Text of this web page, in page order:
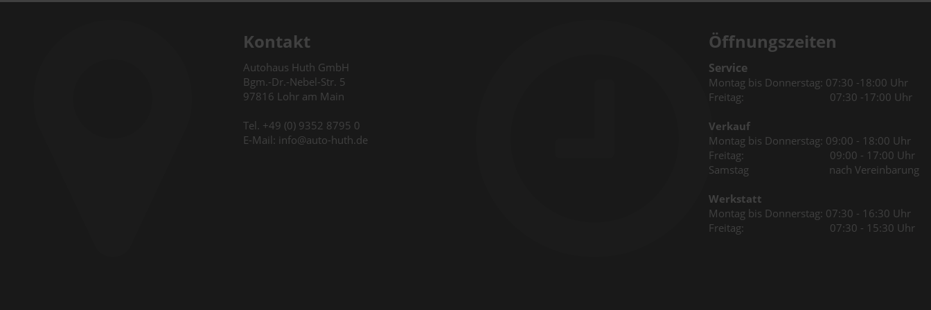
Kontakt
Autohaus Huth GmbH
Bgm.-Dr.-Nebel-Str. 5
97816 Lohr am Main
Tel. +49 (0) 9352 8795 0
E-Mail: info@auto-huth.de
Öffnungszeiten
Service
Montag bis Donnerstag: 07:30 -18:00 Uhr
Freitag: 07:30 -17:00 Uhr
Verkauf
Montag bis Donnerstag: 09:00 - 18:00 Uhr
Freitag: 09:00 - 17:00 Uhr
Samstag nach Vereinbarung
Werkstatt
Montag bis Donnerstag: 07:30 - 16:30 Uhr
Freitag: 07:30 - 15:30 Uhr